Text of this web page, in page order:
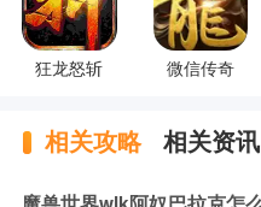
狂龙怒斩 微信传奇
相关攻略 相关资讯